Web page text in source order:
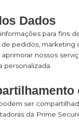
Dados
para fins
pedidos, marketing
nossos
personalizada.
ser
da Prime